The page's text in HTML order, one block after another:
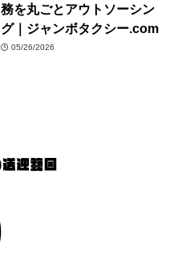
務を丸ごとアウトソーシン
グ｜ジャンボタクシー.com
05/26/2026